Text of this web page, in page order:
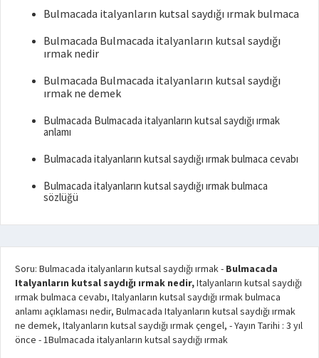
Bulmacada italyanların kutsal saydığı ırmak bulmaca
Bulmacada Bulmacada italyanların kutsal saydığı
ırmak nedir
Bulmacada Bulmacada italyanların kutsal saydığı
ırmak ne demek
Bulmacada Bulmacada italyanların kutsal saydığı ırmak
anlamı
Bulmacada italyanların kutsal saydığı ırmak bulmaca cevabı
Bulmacada italyanların kutsal saydığı ırmak bulmaca
sözlüğü
Soru: Bulmacada italyanların kutsal saydığı ırmak- Bulmacada
Italyanların kutsal saydığı ırmak nedir,Italyanların kutsal saydığı
ırmak bulmaca cevabı, Italyanların kutsal saydığı ırmak bulmaca
anlamı açıklaması nedir, Bulmacada Italyanların kutsal saydığı ırmak
ne demek, Italyanların kutsal saydığı ırmak çengel, - Yayın Tarihi : 3 yıl
önce -1Bulmacada italyanların kutsal saydığı ırmak